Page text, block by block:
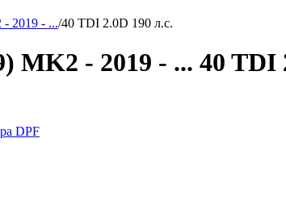
2019 - .../40 TDI 2.0D 190 л.с.
MK2 - 2019 - ... 40 TDI
DPF